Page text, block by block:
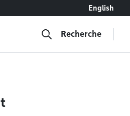
English
Recherche